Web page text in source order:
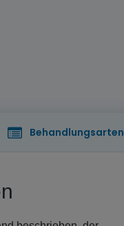
Behandlungsarten